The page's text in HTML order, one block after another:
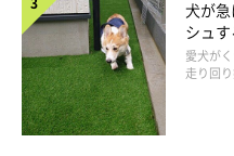
犬が
シュ
愛犬が
走り回